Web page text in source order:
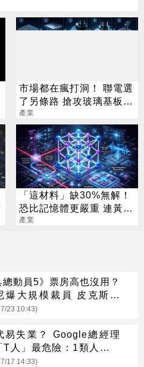
市場都在瘋打洞！ 聯電選
了另條路 搶攻玻璃基板新
戰場
產業
「這材料」缺30%無解！
恐比記憶體更嚴重 連黃仁
勳都掏錢秒訂
產業
總動員5》票房高也沒用？
爆大規模裁員 皮克斯成
區」
23 10:43)
易失業？ Google總經理
T人」最危險：1類人逆勢
17 14:33)